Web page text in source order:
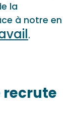
la
à notre en
.
recrute